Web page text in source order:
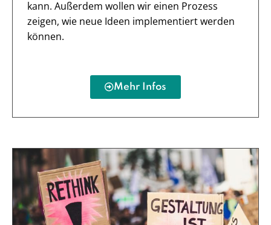
kann. Außerdem wollen wir einen Prozess
zeigen, wie neue Ideen implementiert werden
können.
Mehr Infos